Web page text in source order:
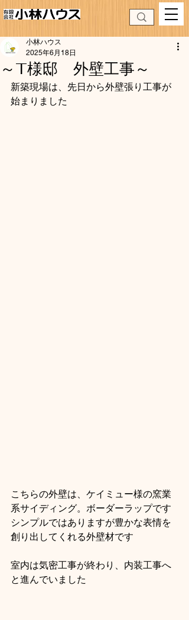
～T様邸 外壁工事～
小林ハウス
2025年6月18日
新築現場は、先日から外壁張り工事が
始まりました
こちらの外壁は、ケイミュー様の窯業
系サイディング。ボーダーラップです
シンプルではありますが豊かな表情を
創り出してくれる外壁材です
室内は気密工事が終わり、内装工事へ
と進んでいました